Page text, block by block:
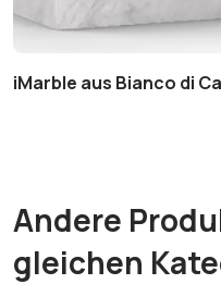
iMarble aus Bianco di
Andere
gleichen